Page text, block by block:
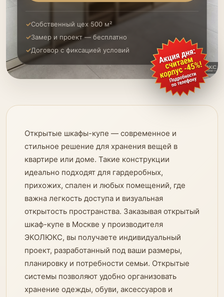
Собственный цех 500 м²
Замер и проект — бесплатно
Договор с фиксацией условий
Открытые шкафы-купе — современное и
стильное решение для хранения вещей в
квартире или доме. Такие конструкции
идеально подходят для гардеробных,
прихожих, спален и любых помещений, где
важна легкость доступа и визуальная
открытость пространства. Заказывая открытый
шкаф-купе в Москве у производителя
ЭКОЛЮКС, вы получаете индивидуальный
проект, разработанный под ваши размеры,
планировку и потребности семьи. Открытые
системы позволяют удобно организовать
хранение одежды, обуви, аксессуаров и